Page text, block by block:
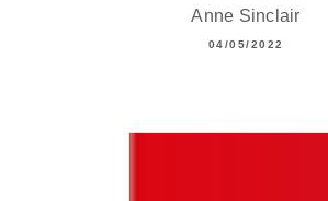
Anne Sinclair
04/05/2022